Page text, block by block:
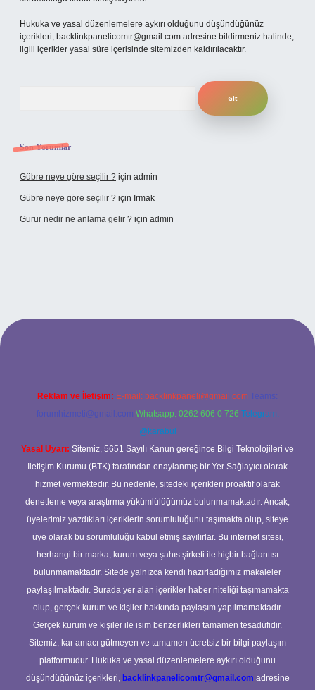
Hukuka ve yasal düzenlemelere aykırı olduğunu düşündüğünüz
içerikleri, backlinkpanelicomtr@gmail.com adresine bildirmeniz halinde,
ilgili içerikler yasal süre içerisinde sitemizden kaldırılacaktır.
Son Yorumlar
Gübre neye göre seçilir ? için admin
Gübre neye göre seçilir ? için Irmak
Gurur nedir ne anlama gelir ? için admin
yeni giriş adresi
Reklam ve İletişim: E-mail: backlinkpaneli@gmail.com Teams:
forumhizmeti@gmail.com Whatsapp: 0262 606 0 726 Telegram:
@karabul
Yasal Uyarı: Sitemiz, 5651 Sayılı Kanun gereğince Bilgi Teknolojileri ve
İletişim Kurumu (BTK) tarafından onaylanmış bir Yer Sağlayıcı olarak
hizmet vermektedir. Bu nedenle, sitedeki içerikleri proaktif olarak
denetleme veya araştırma yükümlülüğümüz bulunmamaktadır. Ancak,
üyelerimiz yazdıkları içeriklerin sorumluluğunu taşımakta olup, siteye
üye olarak bu sorumluluğu kabul etmiş sayılırlar. Bu internet sitesi,
herhangi bir marka, kurum veya şahıs şirketi ile hiçbir bağlantısı
bulunmamaktadır. Sitede yalnızca kendi hazırladığımız makaleler
paylaşılmaktadır. Burada yer alan içerikler haber niteliği taşımamakta
olup, gerçek kurum ve kişiler hakkında paylaşım yapılmamaktadır.
Gerçek kurum ve kişiler ile isim benzerlikleri tamamen tesadüfidir.
Sitemiz, kar amacı gütmeyen ve tamamen ücretsiz bir bilgi paylaşım
platformudur. Hukuka ve yasal düzenlemelere aykırı olduğunu
düşündüğünüz içerikleri, backlinkpanelicomtr@gmail.com adresine